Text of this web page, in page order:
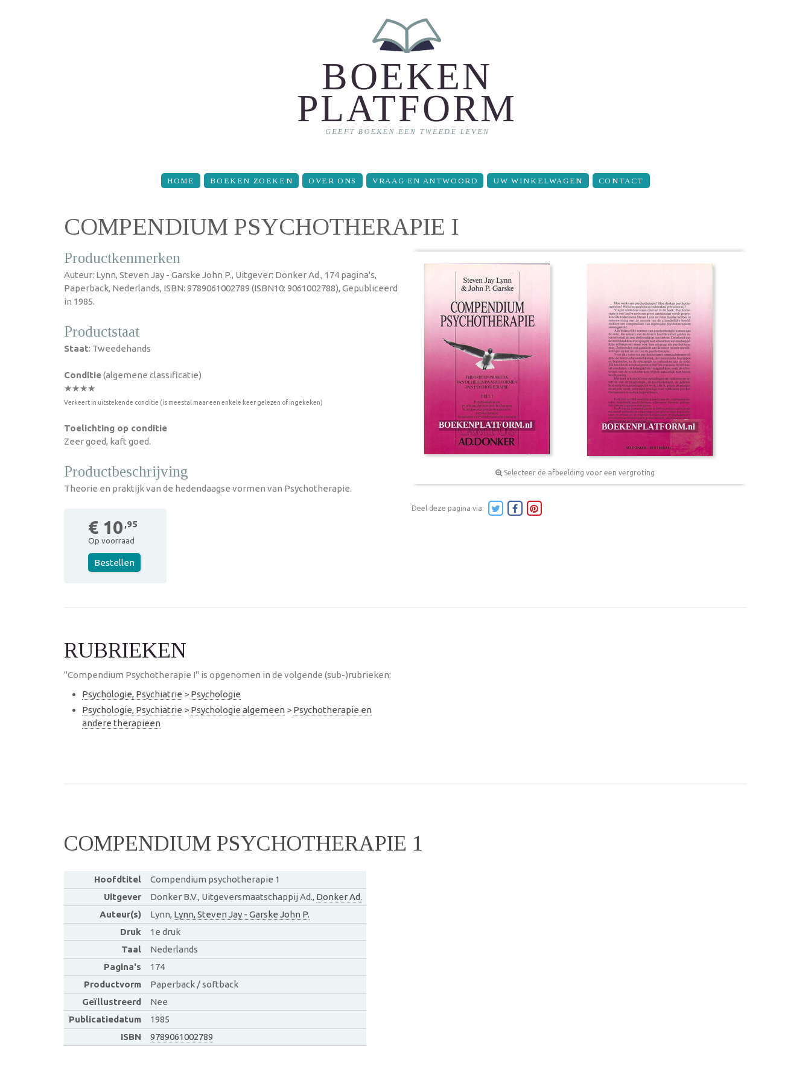
HOME BOEKEN ZOEKEN OVER ONS VRAAG EN ANTWOORD UW WINKELWAGEN CONTACT
COMPENDIUM PSYCHOTHERAPIE I
Productkenmerken
Auteur: Lynn, Steven Jay - Garske John P., Uitgever: Donker Ad., 174 pagina's,
Paperback, Nederlands, ISBN: 9789061002789 (ISBN10: 9061002788), Gepubliceerd
in 1985.
Productstaat
Staat: Tweedehands
Conditie(algemene classificatie)
★★★★
Verkeert in uitstekende conditie (is meestal maar een enkele keer gelezen of ingekeken)
Toelichting op conditie
Zeer goed, kaft goed.
Productbeschrijving
Theorie en praktijk van de hedendaagse vormen van Psychotherapie.
€ 10 ,95
Op voorraad
Bestellen
Selecteer de afbeelding voor een vergroting
Deel deze pagina via:
RUBRIEKEN
"Compendium Psychotherapie I" is opgenomen in de volgende (sub-)rubrieken:
Psychologie, Psychiatrie > Psychologie
Psychologie, Psychiatrie > Psychologie algemeen > Psychotherapie en
andere therapieen
COMPENDIUM PSYCHOTHERAPIE 1
Hoofdtitel
Compendium psychotherapie 1
Uitgever
Donker B.V., Uitgeversmaatschappij Ad., Donker Ad.
Auteur(s)
Lynn, Lynn, Steven Jay - Garske John P.
Druk
1e druk
Taal
Nederlands
Pagina's
174
Productvorm
Paperback / softback
Geïllustreerd
Nee
Publicatiedatum
1985
ISBN
9789061002789